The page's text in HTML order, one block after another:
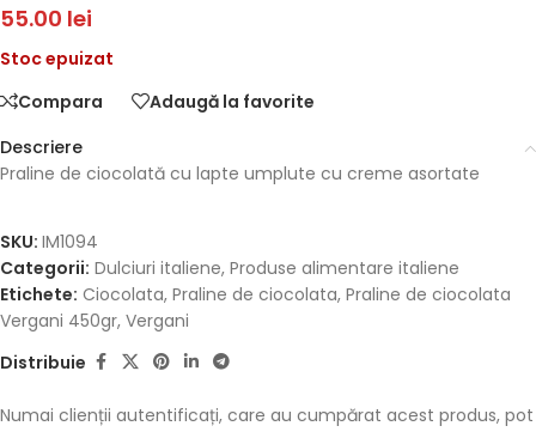
55.00 lei
Stoc epuizat
Compara
Adaugă la favorite
Descriere
Praline de ciocolată cu lapte umplute cu creme asortate
SKU: IM1094
Categorii: Dulciuri italiene, Produse alimentare italiene
Etichete: Ciocolata, Praline de ciocolata, Praline de ciocolata
Vergani 450gr, Vergani
Distribuie
Numai clienții autentificați, care au cumpărat acest produs, pot